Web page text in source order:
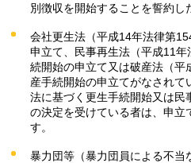
別徴収を開始することを誓約し
会社更生法（平成14年法律第
申立て、民事再生法（平成11
続開始の申立て又は破産法（
産手続開始の申立てがなされ
法に基づく更生手続開始又は
の決定を受けている者は、申立
す。
暴力団等（暴力団員による不当